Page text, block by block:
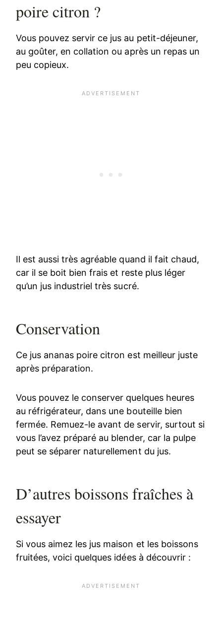
poire citron ?
Vous pouvez servir ce jus au petit-déjeuner,
au goûter, en collation ou après un repas un
peu copieux.
Il est aussi très agréable quand il fait chaud,
car il se boit bien frais et reste plus léger
qu’un jus industriel très sucré.
Conservation
Ce jus ananas poire citron est meilleur juste
après préparation.
Vous pouvez le conserver quelques heures
au réfrigérateur, dans une bouteille bien
fermée. Remuez-le avant de servir, surtout si
vous l’avez préparé au blender, car la pulpe
peut se séparer naturellement du jus.
D’autres boissons fraîches à
essayer
Si vous aimez les jus maison et les boissons
fruitées, voici quelques idées à découvrir :